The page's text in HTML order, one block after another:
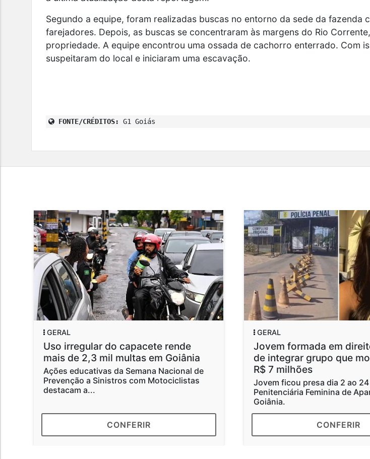
Segundo a equipe, foram realizadas buscas no entorno da sede da fazenda
farejadores. Depois, as buscas se concentraram às margens do Rio
propriedade. A equipe encontrou uma ossada de cachorro enterrado. Com
suspeitaram do local e iniciaram uma escavação.
FONTE/CRÉDITOS: G1 Goiás
Uso irregular do capacete rende
mais de 2,3 mil multas em Goiânia
Ações educativas da Semana Nacional de
Prevenção a Sinistros com Motociclistas
destacam a...
CONFERIR
Jovem formada em direito
de integrar grupo que
R$ 7 milhões
Jovem ficou presa dia 2 ao 24 de julho
Penitenciária Feminina de Aparecida de
CONFERIR